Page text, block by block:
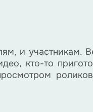
и участникам.
кто-то